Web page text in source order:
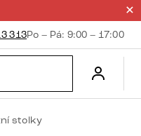
313Po – Pá: 9:00 – 17:00
stolky